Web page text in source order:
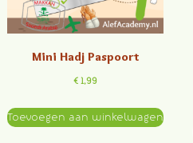
Mini Hadj Paspoort
€ 1,99
Toevoegen aan winkelwagen